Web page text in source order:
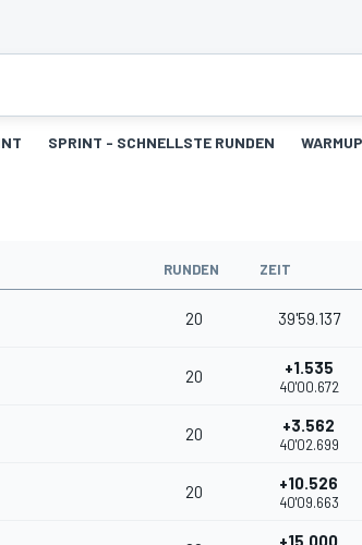
SPRINT - SCHNELLSTE RUNDEN WARMUP
RUNDEN ZEIT
20 39'59.137
20 +1.535
40'00.672
20 +3.562
40'02.699
20 +10.526
40'09.663
+15.000